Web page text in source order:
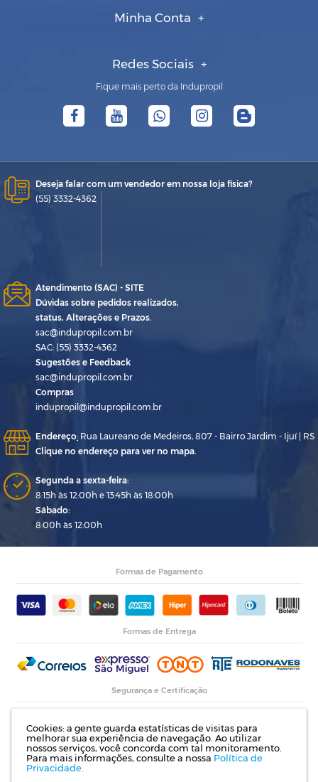
Cookies: a gente guarda estatísticas de visitas para
melhorar sua experiência de navegação. Ao utilizar
nossos serviços, você concorda com tal monitoramento.
Para mais informações, consulte a nossa Política de
Privacidade.
Minha Conta
Redes Sociais
Fique mais perto da Indupropil
Deseja falar com um vendedor em nossa loja física?
(55) 3332-4362
Atendimento (SAC) - SITE
Dúvidas sobre pedidos realizados,
status, Alterações e Prazos.
sac@indupropil.com.br
SAC: (55) 3332-4362
Sugestões e Feedback
sac@indupropil.com.br
Compras
indupropil@indupropil.com.br
Endereço: Rua Laureano de Medeiros, 807 - Bairro Jardim - Ijuí | RS
Clique no endereço para ver no mapa.
Segunda a sexta-feira:
8:15h às 12:00h e 13:45h às 18:00h
Sábado:
8:00h às 12:00h
Formas de Pagamento
Formas de Entrega
Segurança e Certificação